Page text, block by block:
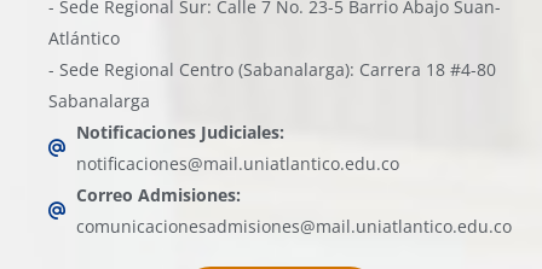
- Sede Regional Sur: Calle 7 No. 23-5 Barrio Abajo Suan-
Atlántico
- Sede Regional Centro (Sabanalarga): Carrera 18 #4-80
Sabanalarga
Notificaciones Judiciales:
notificaciones@mail.uniatlantico.edu.co
Correo Admisiones:
comunicacionesadmisiones@mail.uniatlantico.edu.co